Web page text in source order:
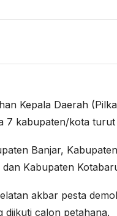
Kepala Daerah
7 kabupaten/kota
Banjar,
Kabupaten
akbar pesta
diikuti calon petahana.